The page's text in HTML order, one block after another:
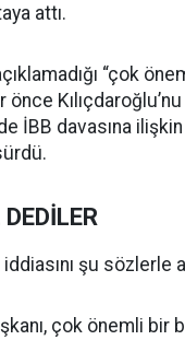
attı.
“çok
önce
İBB davasına
iddiasını şu sözlerle
çok önemli bir